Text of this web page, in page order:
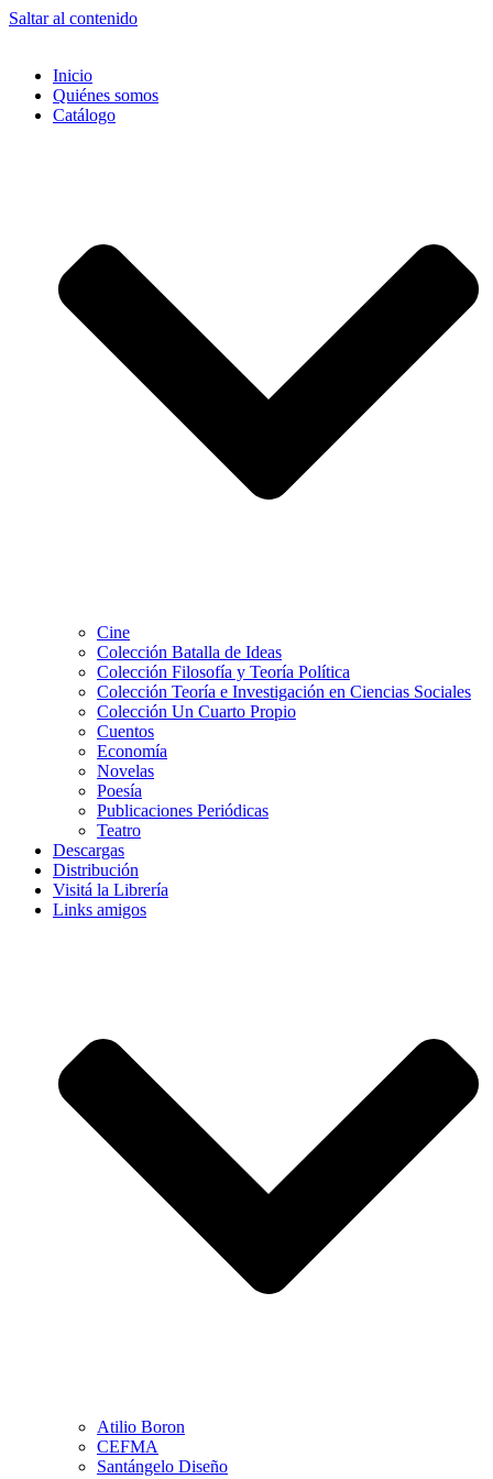
Saltar al contenido
Inicio
Quiénes somos
Catálogo
Cine
Colección Batalla de Ideas
Colección Filosofía y Teoría Política
Colección Teoría e Investigación en Ciencias Sociales
Colección Un Cuarto Propio
Cuentos
Economía
Novelas
Poesía
Publicaciones Periódicas
Teatro
Descargas
Distribución
Visitá la Librería
Links amigos
Atilio Boron
CEFMA
Santángelo Diseño